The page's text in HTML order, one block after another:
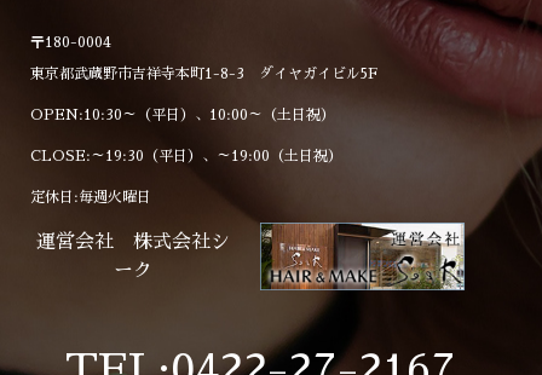
〒180-0004
東京都武蔵野市吉祥寺本町1-8-3 ダイヤガイビル5F
OPEN:10:30～（平日）、10:00～（土日祝）
CLOSE:～19:30（平日）、～19:00（土日祝）
定休日:毎週火曜日
運営会社 株式会社シ
ーク